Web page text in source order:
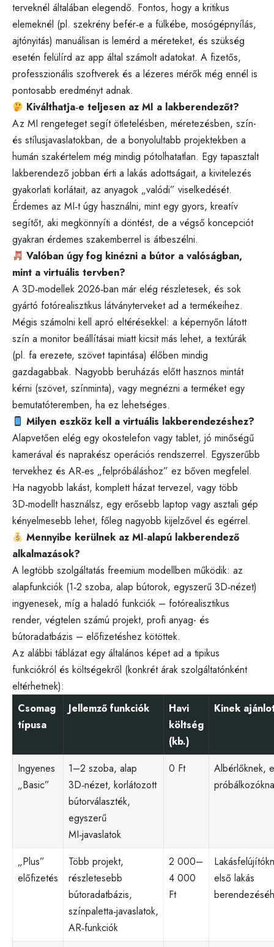
terveknél általában elegendő. Fontos, hogy a kritikus
elemeknél (pl. szekrény befér‑e a fülkébe, mosógépnyílás,
ajtónyitás) manuálisan is lemérd a méreteket, és szükség
esetén felülírd az app által számolt adatokat. A fizetős,
professzionális szoftverek és a lézeres mérők még ennél is
pontosabb eredményt adnak.
Kiválthatja‑e teljesen az MI a lakberendezőt?
Az MI rengeteget segít ötletelésben, méretezésben, szín-
és stílusjavaslatokban, de a bonyolultabb projektekben a
humán szakértelem még mindig pótolhatatlan. Egy tapasztalt
lakberendező jobban érti a lakás adottságait, a kivitelezés
gyakorlati korlátait, az anyagok „valódi” viselkedését.
Érdemes az MI‑t úgy használni, mint egy gyors, kreatív
segítőt, aki megkönnyíti a döntést, de a végső koncepciót
gyakran érdemes szakemberrel is átbeszélni.
Valóban úgy fog kinézni a bútor a valóságban,
mint a virtuális tervben?
A 3D‑modellek 2026‑ban már elég részletesek, és sok
gyártó fotórealisztikus látványterveket ad a termékeihez.
Mégis számolni kell apró eltérésekkel: a képernyőn látott
szín a monitor beállításai miatt kicsit más lehet, a textúrák
(pl. fa erezete, szövet tapintása) élőben mindig
gazdagabbak. Nagyobb beruházás előtt hasznos mintát
kérni (szövet, színminta), vagy megnézni a terméket egy
bemutatóteremben, ha ez lehetséges.
Milyen eszköz kell a virtuális lakberendezéshez?
Alapvetően elég egy okostelefon vagy tablet, jó minőségű
kamerával és naprakész operációs rendszerrel. Egyszerűbb
tervekhez és AR‑es „felpróbáláshoz” ez bőven megfelel.
Ha nagyobb lakást, komplett házat tervezel, vagy több
3D‑modellt használsz, egy erősebb laptop vagy asztali gép
kényelmesebb lehet, főleg nagyobb kijelzővel és egérrel.
Mennyibe kerülnek az MI‑alapú lakberendező
alkalmazások?
A legtöbb szolgáltatás freemium modellben működik: az
alapfunkciók (1‑2 szoba, alap bútorok, egyszerű 3D‑nézet)
ingyenesek, míg a haladó funkciók – fotórealisztikus
render, végtelen számú projekt, profi anyag- és
bútoradatbázis – előfizetéshez kötöttek.
Az alábbi táblázat egy általános képet ad a tipikus
funkciókról és költségekről (konkrét árak szolgáltatónként
eltérhetnek):
Csomag
típusa
Jellemző funkciók
Havi
költség
(kb.)
Kinek
Ingyenes
„Basic”
1–2 szoba, alap
3D‑nézet, korlátozott
bútorválaszték,
egyszerű
MI‑javaslatok
0 Ft
Albérlőknek,
„Plus”
előfizetés
Több projekt,
részletesebb
bútoradatbázis,
színpaletta‑javaslatok,
AR‑funkciók
2 000–
4 000
Ft
első lakás